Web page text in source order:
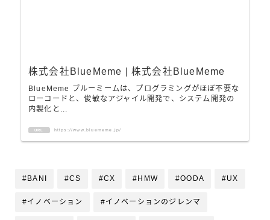
株式会社BlueMeme | 株式会社BlueMeme
BlueMeme ブルーミームは、プログラミングがほぼ不要な
ローコードと、俊敏なアジャイル開発で、システム開発の
内製化と...
URL https://www.bluememe.jp/
#BANI #CS #CX #HMW #OODA #UX
#イノベーション #イノベーションのジレンマ